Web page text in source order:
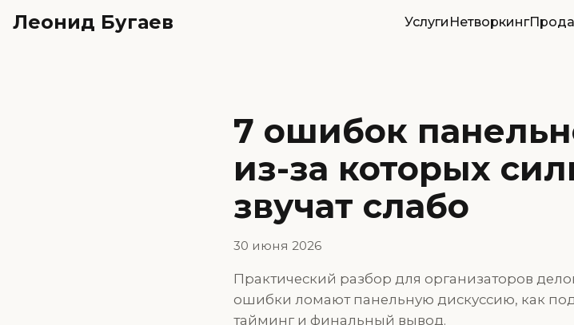
Леонид Бугаев Услуги Нетворкинг
7 ошибок
из-за которых
звучат слабо
30 июня 2026
Практический разбор для организаторов
ошибки ломают панельную дискуссию, как
тайминг и финальный вывод.